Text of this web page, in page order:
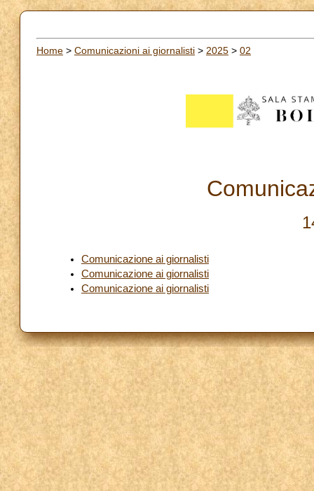
Home > Comunicazioni ai giornalisti > 2025 > 02
Comunicazione ai giornalisti
Comunicazione ai giornalisti
Comunicazione ai giornalisti